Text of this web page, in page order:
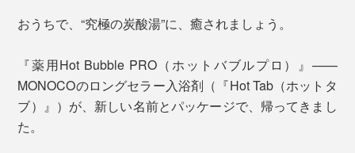
おうちで、“究極の炭酸湯”に、癒されましょう。
『薬用Hot Bubble PRO（ホットバブルプロ）』——
MONOCOのロングセラー入浴剤（『Hot Tab（ホットタ
ブ）』）が、新しい名前とパッケージで、帰ってきまし
た。